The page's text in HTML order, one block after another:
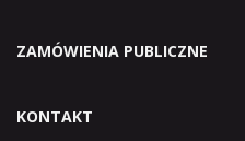
ZAMÓWIENIA PUBLICZNE
KONTAKT